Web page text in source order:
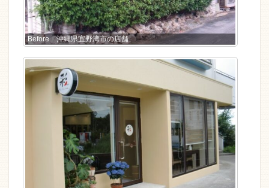
Before 沖縄県宜野湾市の店舗